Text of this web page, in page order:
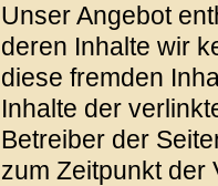
Unser Angebot
deren Inhalte wir
diese fremden
Inhalte der
Betreiber der
zum Zeitpunkt der